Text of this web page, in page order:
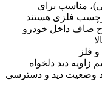
مناسب برای
فلزی هستند
صاف داخل خودرو
فلز
وضعیت دید و دسترسی